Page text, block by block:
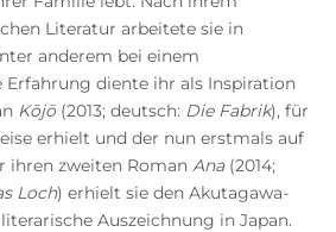
Literatur arbeitete sie in
anderem bei einem
Erfahrung diente ihr als Inspiration
Kōjō(2013; deutsch: Die Fabrik), für
erhielt und der nun erstmals auf
ihren zweiten Roman Ana(2014;
Loch) erhielt sie den Akutagawa-
Auszeichnung in Japan.